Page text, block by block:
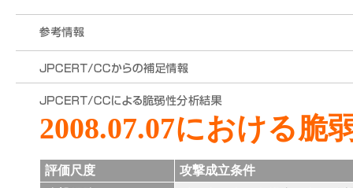
2008.07.07における脆
評価尺度
攻撃成立条件